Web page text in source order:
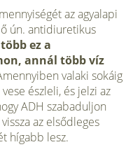
az agy­alapi
ún. antidiuretikus
ez a
annál több víz
valaki so­káig
észleli, és jelzi az
ADH szabaduljon
az elsődleges
hígabb lesz.